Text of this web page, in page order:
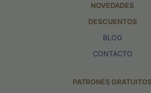
NOVEDADES
DESCUENTOS
BLOG
CONTACTO
PATRONES